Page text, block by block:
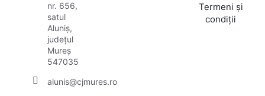
nr. 656,
satul
Aluniș,
județul
Mureș
547035
alunis@cjmures.ro
Termeni și
condiții